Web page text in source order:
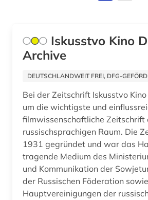
Iskusstvo Kino
Archive
DEUTSCHLANDWEIT FREI, DFG-
Bei der Zeitschrift Iskusstvo
um die wichtigste und
filmwissenschaftliche Zeitschrift
russischsprachigen Raum. Die
1931 gegründet und war das
tragende Medium des
und Kommunikation der
der Russischen Föderation
Hauptvereinigungen der